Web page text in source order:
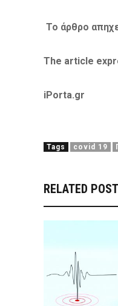
Το άρθρο
The article
iPorta.gr
Tags covid 19
RELATED